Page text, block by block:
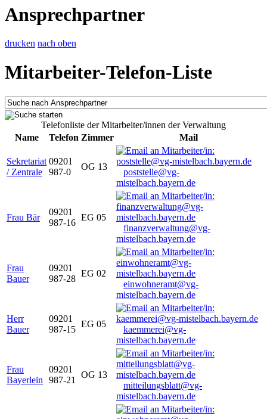
Ansprechpartner
drucken nach oben
Mitarbeiter-Telefon-Liste
Telefonliste der Mitarbeiter/innen der Verwaltung
Name
Telefon Zimmer Mail
Sekretariat
/ Zentrale
09201
987-0
OG 13
poststelle@vg-
mistelbach.bayern.de
Frau Bär
09201
987-16
EG 05
finanzverwaltung@vg-
mistelbach.bayern.de
Frau
Bauer
09201
987-28
EG 02
einwohneramt@vg-
mistelbach.bayern.de
Herr
Bauer
09201
987-15
EG 05
kaemmerei@vg-
mistelbach.bayern.de
Frau
Bayerlein
09201
987-21
OG 13
mitteilungsblatt@vg-
mistelbach.bayern.de